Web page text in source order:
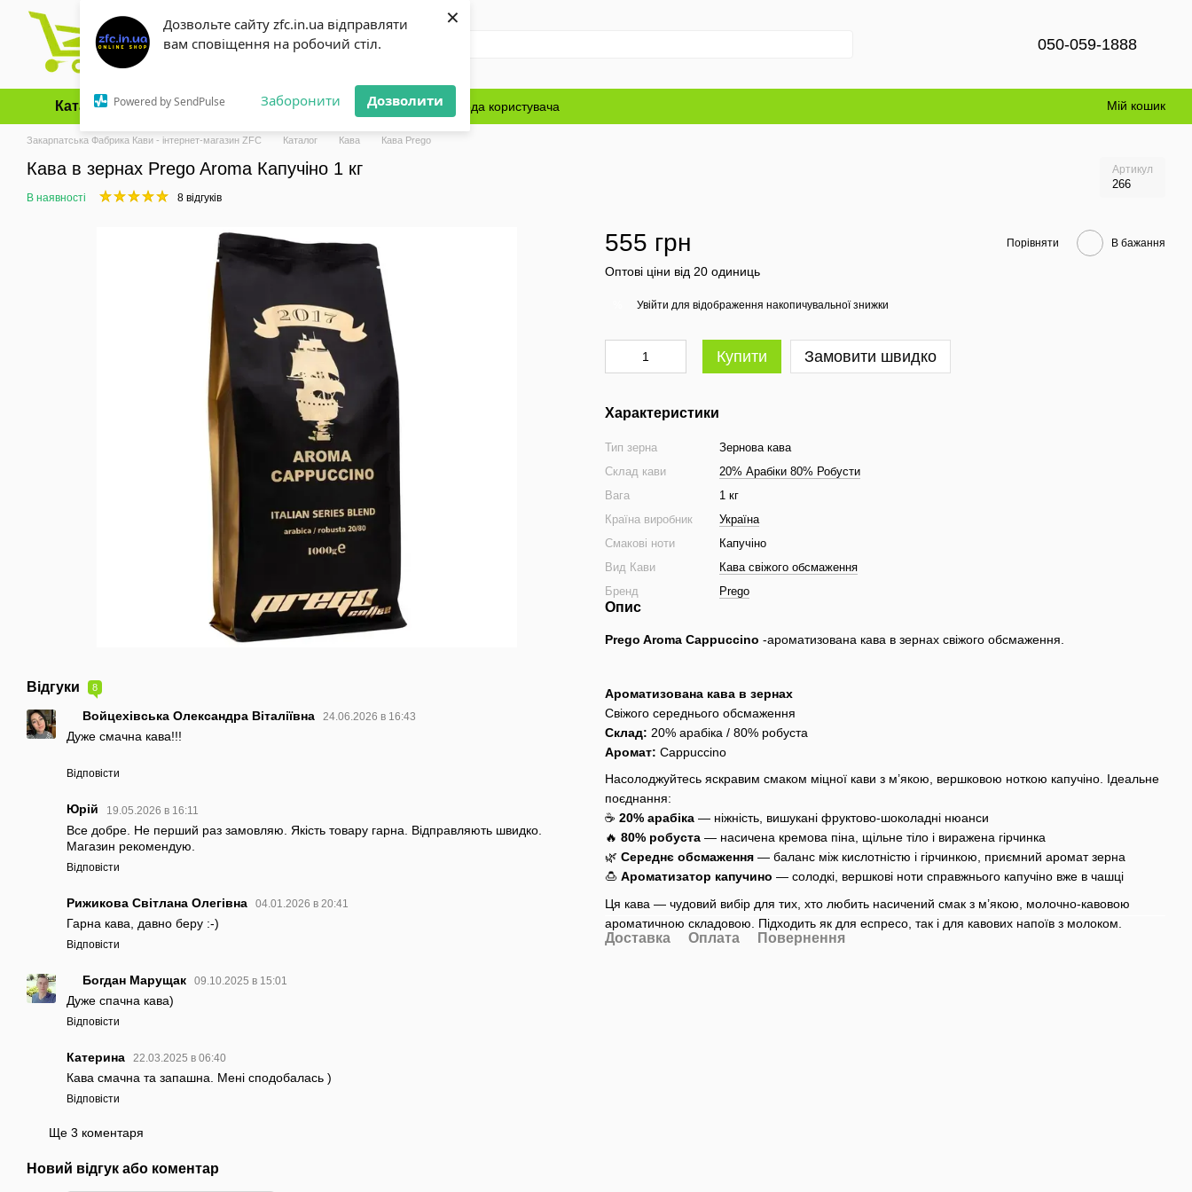
Дозвольте сайту zfc.in.ua відправляти
вам сповіщення на робочий стіл.
Powered by SendPulse Заборонити Дозволити
×
Перейти до основного контенту
050-059-1888
Каталог Оплата і доставка Обмін та повернення Блог Угода користувача Мій кошик
Закарпатська Фабрика Кави - інтернет-магазин ZFC Каталог Кава Кава Prego
Кава в зернах Prego Aroma Капучіно 1 кг Артикул
266
В наявності 8 відгуків
Відгуки 8
Войцехівська Олександра Віталіївна 24.06.2026 в 16:43
Дуже смачна кава!!!
Відповісти
Юрій 19.05.2026 в 16:11
Все добре. Не перший раз замовляю. Якість товару гарна. Відправляють швидко.
Магазин рекомендую.
Відповісти
Рижикова Світлана Олегівна 04.01.2026 в 20:41
Гарна кава, давно беру :-)
Відповісти
Богдан Марущак 09.10.2025 в 15:01
Дуже спачна кава)
Відповісти
Катерина 22.03.2025 в 06:40
Кава смачна та запашна. Мені сподобалась )
Відповісти
Ще 3 коментаря
Новий відгук або коментар
555 грн Порівняти В бажання
Оптові ціни від 20 одиниць
Увійти для відображення накопичувальної знижки
Купити Замовити швидко
Характеристики
Тип зерна
Зернова кава
Склад кави
20% Арабіки 80% Робусти
Вага
1 кг
Країна виробник
Україна
Смакові ноти
Капучіно
Вид Кави
Кава свіжого обсмаження
Бренд
Prego
Опис
Prego Aroma Cappuccino -ароматизована кава в зернах свіжого обсмаження.
Ароматизована кава в зернах
Свіжого середнього обсмаження
Склад: 20% арабіка / 80% робуста
Аромат: Cappuccino
Насолоджуйтесь яскравим смаком міцної кави з м’якою, вершковою ноткою капучіно. Ідеальне
поєднання:
☕ 20% арабіка — ніжність, вишукані фруктово-шоколадні нюанси
🔥 80% робуста — насичена кремова піна, щільне тіло і виражена гірчинка
🌿 Середнє обсмаження — баланс між кислотністю і гірчинкою, приємний аромат зерна
🍮 Ароматизатор капучино — солодкі, вершкові ноти справжнього капучіно вже в чашці
Ця кава — чудовий вибір для тих, хто любить насичений смак з м’якою, молочно-кавовою
ароматичною складовою. Підходить як для еспресо, так і для кавових напоїв з молоком.
Доставка Оплата Повернення